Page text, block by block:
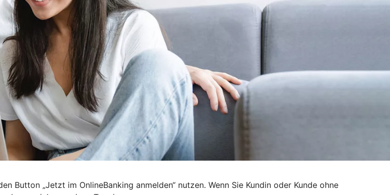
Button „Jetzt im OnlineBanking anmelden“ nutzen. Wenn Sie Kundin oder Kunde ohne